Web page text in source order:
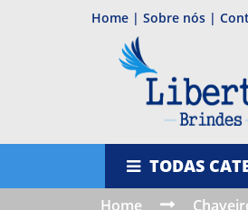
Home | Sobre nós |
TODAS
Home